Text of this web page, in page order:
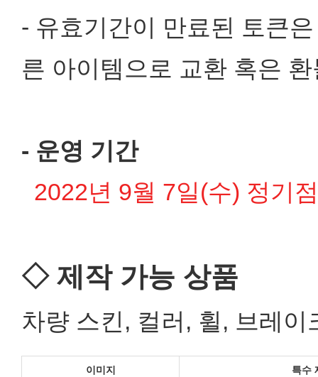
- 유효기간이 만료된 토큰
른 아이템으로 교환 혹은
- 운영 기간
2022년 9월 7일(수) 정기
◇ 제작 가능 상품
차량 스킨, 컬러, 휠, 브레이
이미지 특수